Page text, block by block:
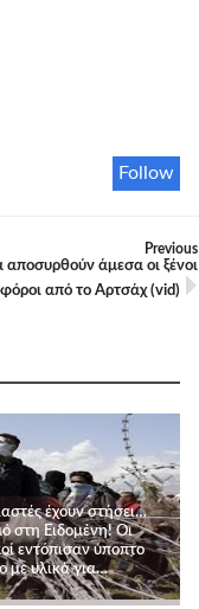
Follow
Previous
άμεσα οι ξένοι
από το Αρτσάχ (vid)
έχουν στήσει…
στη Ειδομένη! Οι
εντόπισαν ύποπτο
με υλικά για…